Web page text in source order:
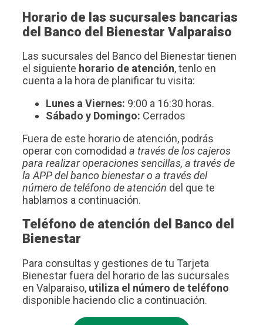
Horario de las sucursales bancarias
del Banco del Bienestar Valparaiso
Las sucursales del Banco del Bienestar tienen
el siguiente horario de atención, tenlo en
cuenta a la hora de planificar tu visita:
Lunes a Viernes: 9:00 a 16:30 horas.
Sábado y Domingo: Cerrados
Fuera de este horario de atención, podrás
operar con comodidad a través de los cajeros
para realizar operaciones sencillas, a través de
la APP del banco bienestar o a través del
número de teléfono de atención del que te
hablamos a continuación.
Teléfono de atención del Banco del
Bienestar
Para consultas y gestiones de tu Tarjeta
Bienestar fuera del horario de las sucursales
en Valparaiso, utiliza el número de teléfono
disponible haciendo clic a continuación.